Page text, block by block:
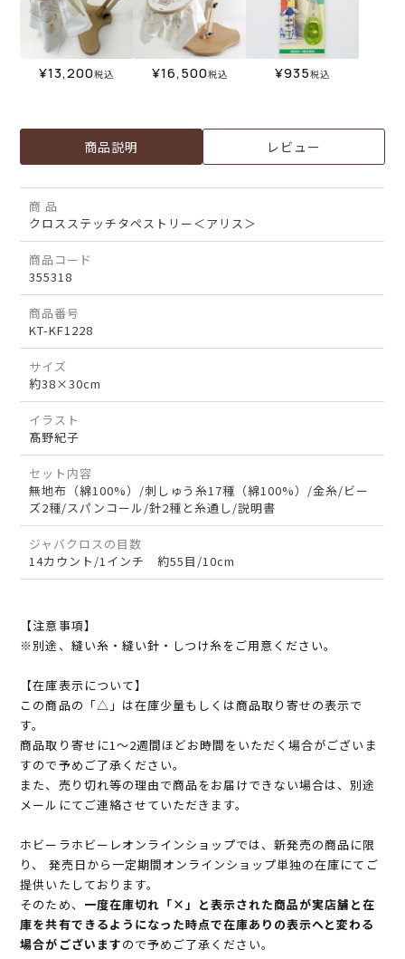
¥13,200税込 ¥16,500税込 ¥935税込
商品説明 レビュー
商 品
クロスステッチタペストリー＜アリス＞
商品コード
355318
商品番号
KT-KF1228
サイズ
約38×30cm
イラスト
髙野紀子
セット内容
無地布（綿100%）/刺しゅう糸17種（綿100%）/金糸/ビー
ズ2種/スパンコール/針2種と糸通し/説明書
ジャバクロスの目数
14カウント/1インチ 約55目/10cm
【注意事項】
※別途、縫い糸・縫い針・しつけ糸をご用意ください。
【在庫表示について】
この商品の「△」は在庫少量もしくは商品取り寄せの表示で
す。
商品取り寄せに1～2週間ほどお時間をいただく場合がございま
すので予めご了承ください。
また、売り切れ等の理由で商品をお届けできない場合は、別途
メールにてご連絡させていただきます。
ホビーラホビーレオンラインショップでは、新発売の商品に限
り、 発売日から一定期間オンラインショップ単独の在庫にてご
提供いたしております。
そのため、 一度在庫切れ「×」と表示された商品が実店舗と在
庫を共有できるようになった時点で在庫ありの表示へと変わる
場合がございますので予めご了承ください。